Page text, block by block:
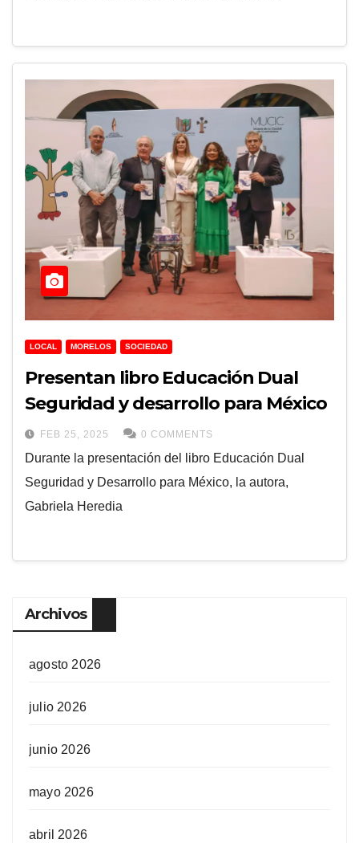
LOCAL MORELOS SOCIEDAD
Presentan libro Educación Dual
Seguridad y desarrollo para México
FEB 25, 2025 0 COMMENTS
Durante la presentación del libro Educación Dual
Seguridad y Desarrollo para México, la autora,
Gabriela Heredia
Archivos
agosto 2026
julio 2026
junio 2026
mayo 2026
abril 2026